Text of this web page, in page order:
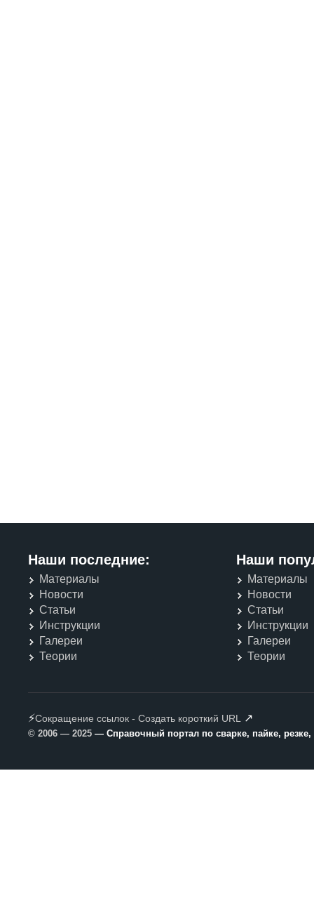
Наши последние:
Материалы
Новости
Статьи
Инструкции
Галереи
Теории
Наши
Материалы
Новости
Статьи
Инструкции
Галереи
Теории
⚡Сокращение ссылок - Создать короткий URL ↗
© 2006 — 2025 — Справочный портал по сварке, пайке,